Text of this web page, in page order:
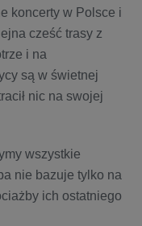
koncerty w Polsce i
cześć trasy z
i na
są w świetnej
nic na swojej
wszystkie
nie bazuje tylko na
ich ostatniego